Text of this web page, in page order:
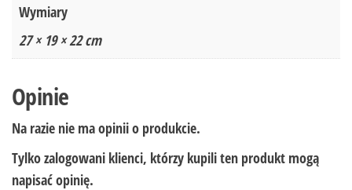
Wymiary
27 × 19 × 22 cm
Opinie
Na razie nie ma opinii o produkcie.
Tylko zalogowani klienci, którzy kupili ten produkt mogą
napisać opinię.